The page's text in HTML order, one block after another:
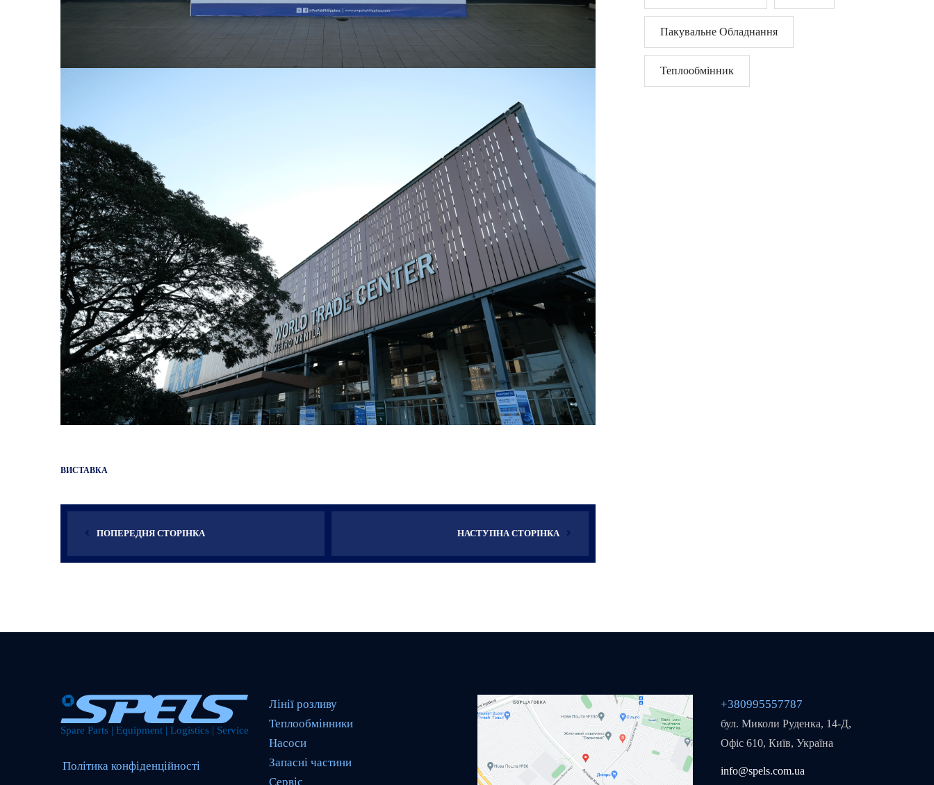
ВИСТАВКА
ПОПЕРЕДНЯ СТОРІНКА НАСТУПНА СТОРІНКА
Пакувальне Обладнання
Теплообмінник
Політика конфіденційності
Лінії розливу
Теплообмінники
Насоси
Запасні частини
Сервіс
+380995557787
бул. Миколи Руденка, 14-Д,
Офіс 610, Київ, Україна
info@spels.com.ua